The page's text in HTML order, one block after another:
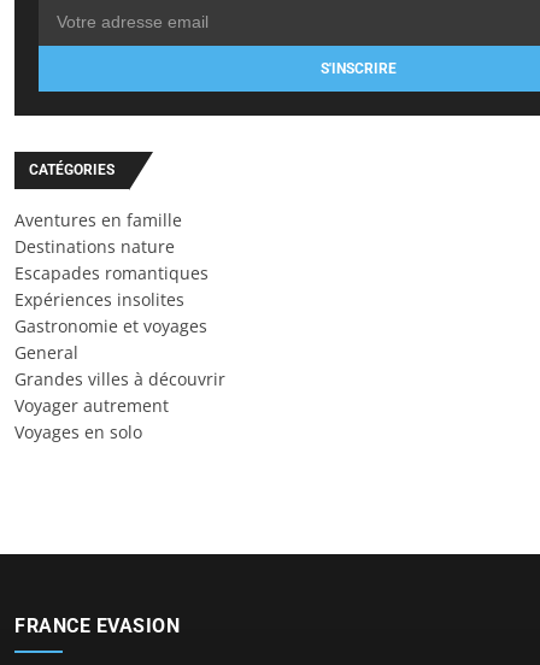
S'INSCRIRE
CATÉGORIES
Aventures en famille
Destinations nature
Escapades romantiques
Expériences insolites
Gastronomie et voyages
General
Grandes villes à découvrir
Voyager autrement
Voyages en solo
FRANCE EVASION